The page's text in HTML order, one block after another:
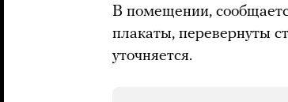
В помещении,
плакаты, перевернуты
уточняется.